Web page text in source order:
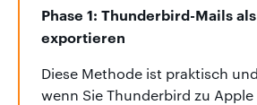
Phase 1: Thunderbird-Mails
exportieren
Diese Methode ist praktisch
wenn Sie Thunderbird zu Apple